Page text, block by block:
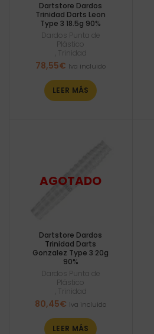
Dartstore Dardos
Trinidad Darts Leon
Type 3 18.5g 90%
Dardos Punta de
Plástico
Trinidad
78,55€ Iva incluido
LEER MÁS
Dartstore Dardos
Trinidad Darts
Gonzalez Type 3 20g
90%
Dardos Punta de
Plástico
Trinidad
80,45€ Iva incluido
LEER MÁS